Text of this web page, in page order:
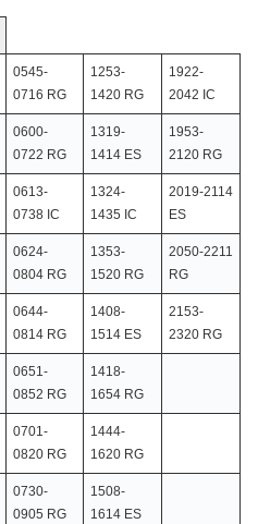
0545-
0716 RG
1253-
1420 RG
1922-
2042 IC
0600-
0722 RG
1319-
1414 ES
1953-
2120 RG
0613-
0738 IC
1324-
1435 IC
2019-2114
ES
0624-
0804 RG
1353-
1520 RG
2050-2211
RG
0644-
0814 RG
1408-
1514 ES
2153-
2320 RG
0651-
0852 RG
1418-
1654 RG
0701-
0820 RG
1444-
1620 RG
0730-
0905 RG
1508-
1614 ES